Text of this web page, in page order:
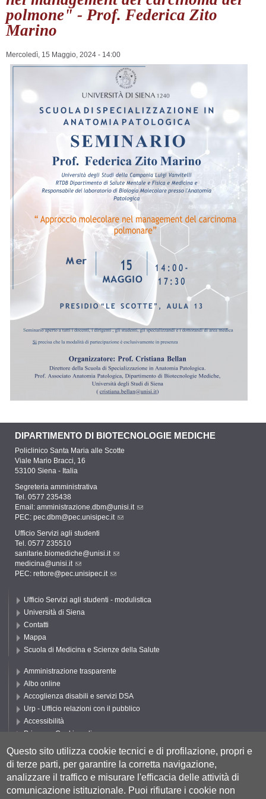
polmone" - Prof. Federica Zito
Marino
Mercoledì, 15 Maggio, 2024 - 14:00
DIPARTIMENTO DI BIOTECNOLOGIE MEDICHE
Policlinico Santa Maria alle Scotte
Viale Mario Bracci, 16
53100 Siena - Italia
Segreteria amministrativa
Tel. 0577 235438
Email: amministrazione.dbm@unisi.it
PEC: pec.dbm@pec.unisipec.it
Ufficio Servizi agli studenti
Tel. 0577 235510
sanitarie.biomediche@unisi.it
medicina@unisi.it
PEC: rettore@pec.unisipec.it
Ufficio Servizi agli studenti - modulistica
Università di Siena
Contatti
Mappa
Scuola di Medicina e Scienze della Salute
Amministrazione trasparente
Albo online
Accoglienza disabili e servizi DSA
Urp - Ufficio relazioni con il pubblico
Accessibilità
Privacy e Cookie policy
Cookie settings
Segui UNISI
Questo sito utilizza cookie tecnici e di profilazione, propri e
di terze parti, per garantire la corretta navigazione,
analizzare il traffico e misurare l'efficacia delle attività di
comunicazione istituzionale. Puoi rifiutare i cookie non